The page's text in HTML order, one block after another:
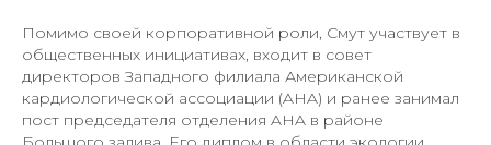
Помимо своей корпоративной роли, Смут участвует в
общественных инициативах, входит в совет
директоров Западного филиала Американской
кардиологической ассоциации (AHA) и ранее занимал
пост председателя отделения AHA в районе